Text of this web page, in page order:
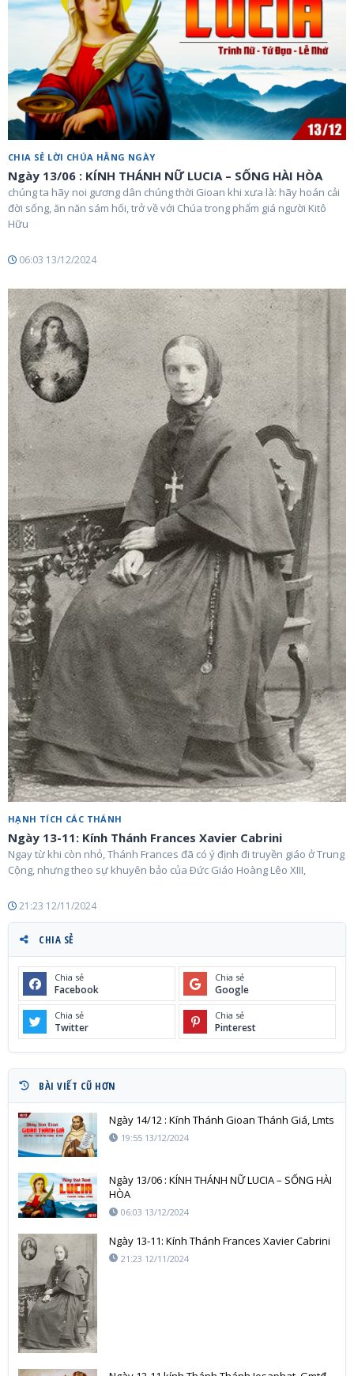
CHIA SẺ LỜI CHÚA HẰNG NGÀY
Ngày 13/06 : KÍNH THÁNH NỮ LUCIA – SỐNG HÀI HÒA
chúng ta hãy noi gương dân chúng thời Gioan khi xưa là: hãy hoán cải
đời sống, ăn năn sám hối, trở về với Chúa trong phẩm giá người Kitô
Hữu
06:03 13/12/2024
HẠNH TÍCH CÁC THÁNH
Ngày 13-11: Kính Thánh Frances Xavier Cabrini
Ngay từ khi còn nhỏ, Thánh Frances đã có ý định đi truyền giáo ở Trung
Cộng, nhưng theo sự khuyên bảo của Ðức Giáo Hoàng Lêo XIII,
21:23 12/11/2024
CHIA SẺ
Chia sẻ
Facebook
Chia sẻ
Google
Chia sẻ
Twitter
Chia sẻ
Pinterest
BÀI VIẾT CŨ HƠN
Ngày 14/12 : Kính Thánh Gioan Thánh Giá, Lmts
19:55 13/12/2024
Ngày 13/06 : KÍNH THÁNH NỮ LUCIA – SỐNG HÀI
HÒA
06:03 13/12/2024
Ngày 13-11: Kính Thánh Frances Xavier Cabrini
21:23 12/11/2024